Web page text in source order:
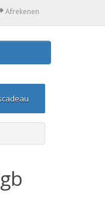
Afrekenen